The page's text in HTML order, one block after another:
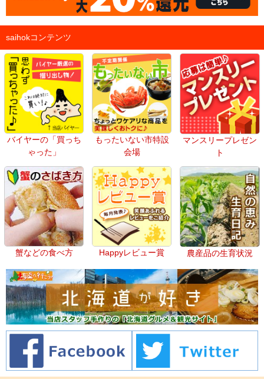
saihokコンテンツ
バイヤーの「買っち
ゃった」
もったいない市特設
会場
マンスリープレゼン
ト
蟹などの食べ方 Happyレビュー賞 農産品の生育状況